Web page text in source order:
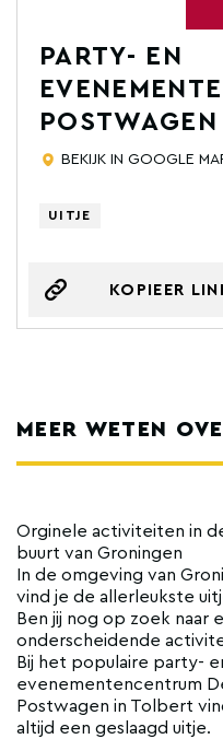
PARTY- EN
POSTWAGEN
BEKIJK IN GOOGLE
UITJE
KOPIEER
MEER WETEN
Orginele activiteiten in
buurt van Groningen
In de omgeving van
vind je de allerleukste
Ben jij nog op zoek naar
onderscheidende
Bij het populaire party-
evenementencentrum
Postwagen in Tolbert
altijd een geslaagd uitje.